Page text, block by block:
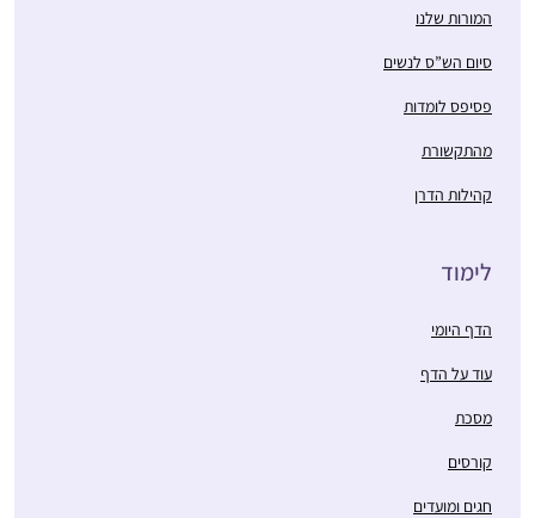
המורות שלנו
סיום הש”ס לנשים
פסיפס לומדות
מהתקשורת
קהילות הדרן
לימוד
הדף היומי
עוד על הדף
מסכת
קורסים
חגים ומועדים